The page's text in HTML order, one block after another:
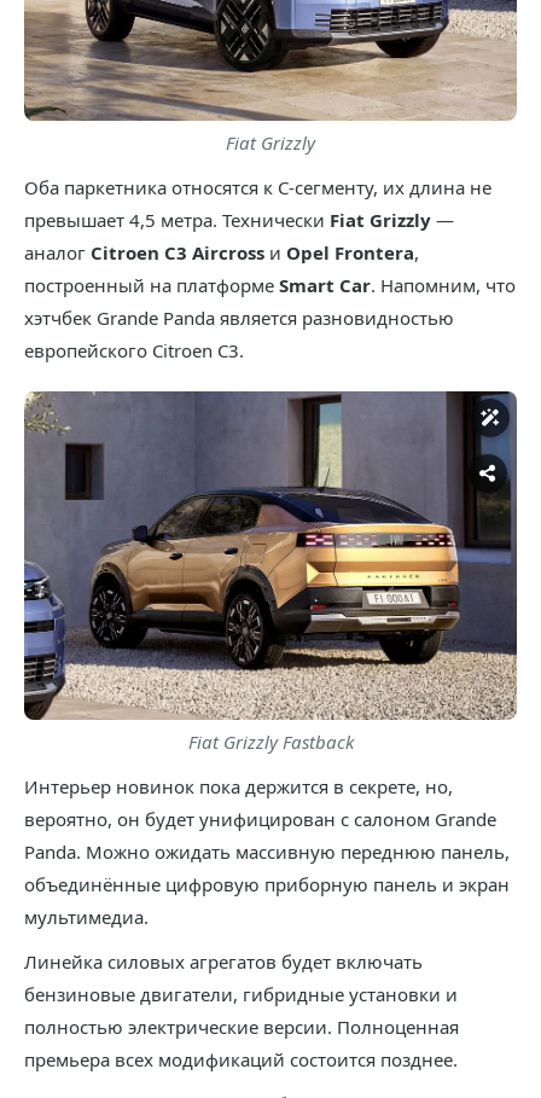
Fiat Grizzly
Оба паркетника относятся к С-сегменту, их длина не
превышает 4,5 метра. Технически Fiat Grizzly —
аналог Citroen C3 Aircross и Opel Frontera,
построенный на платформе Smart Car. Напомним, что
хэтчбек Grande Panda является разновидностью
европейского Citroen C3.
Fiat Grizzly Fastback
Интерьер новинок пока держится в секрете, но,
вероятно, он будет унифицирован с салоном Grande
Panda. Можно ожидать массивную переднюю панель,
объединённые цифровую приборную панель и экран
мультимедиа.
Линейка силовых агрегатов будет включать
бензиновые двигатели, гибридные установки и
полностью электрические версии. Полноценная
премьера всех модификаций состоится позднее.